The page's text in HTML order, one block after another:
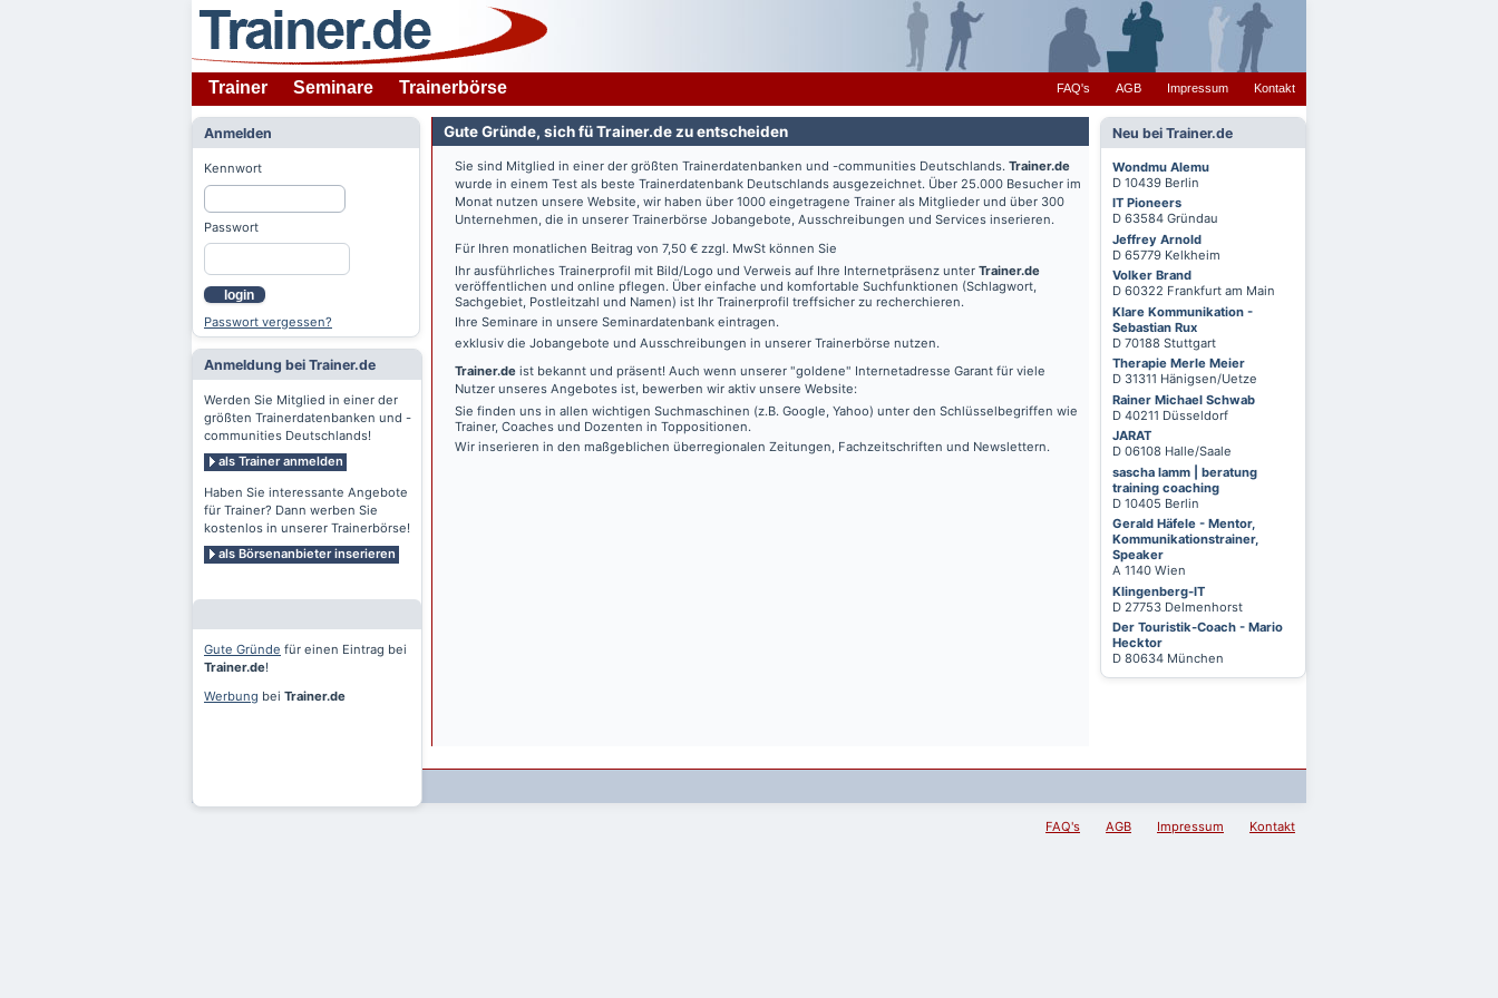
Trainer Seminare Trainerbörse FAQ's AGB Impressum Kontakt
Anmelden
Kennwort
Passwort
login
Passwort vergessen?
Anmeldung bei Trainer.de
Werden Sie Mitglied in einer der
größten Trainerdatenbanken und -
communities Deutschlands!
als Trainer anmelden
Haben Sie interessante Angebote
für Trainer? Dann werben Sie
kostenlos in unserer Trainerbörse!
als Börsenanbieter inserieren
Gute Gründe für einen Eintrag bei
Trainer.de!
Werbung bei Trainer.de
Neu bei Trainer.de
Wondmu Alemu
D 10439 Berlin
IT Pioneers
D 63584 Gründau
Jeffrey Arnold
D 65779 Kelkheim
Volker Brand
D 60322 Frankfurt am Main
Klare Kommunikation -
Sebastian Rux
D 70188 Stuttgart
Therapie Merle Meier
D 31311 Hänigsen/Uetze
Rainer Michael Schwab
D 40211 Düsseldorf
JARAT
D 06108 Halle/Saale
sascha lamm | beratung
training coaching
D 10405 Berlin
Gerald Häfele - Mentor,
Kommunikationstrainer,
Speaker
A 1140 Wien
Klingenberg-IT
D 27753 Delmenhorst
Der Touristik-Coach - Mario
Hecktor
D 80634 München
Gute Gründe, sich fü Trainer.de zu entscheiden
Sie sind Mitglied in einer der größten Trainerdatenbanken und -communities Deutschlands. Trainer.de
wurde in einem Test als beste Trainerdatenbank Deutschlands ausgezeichnet. Über 25.000 Besucher im
Monat nutzen unsere Website, wir haben über 1000 eingetragene Trainer als Mitglieder und über 300
Unternehmen, die in unserer Trainerbörse Jobangebote, Ausschreibungen und Services inserieren.
Für Ihren monatlichen Beitrag von 7,50 € zzgl. MwSt können Sie
Ihr ausführliches Trainerprofil mit Bild/Logo und Verweis auf Ihre Internetpräsenz unter Trainer.de
veröffentlichen und online pflegen. Über einfache und komfortable Suchfunktionen (Schlagwort,
Sachgebiet, Postleitzahl und Namen) ist Ihr Trainerprofil treffsicher zu recherchieren.
Ihre Seminare in unsere Seminardatenbank eintragen.
exklusiv die Jobangebote und Ausschreibungen in unserer Trainerbörse nutzen.
Trainer.de ist bekannt und präsent! Auch wenn unserer "goldene" Internetadresse Garant für viele
Nutzer unseres Angebotes ist, bewerben wir aktiv unsere Website:
Sie finden uns in allen wichtigen Suchmaschinen (z.B. Google, Yahoo) unter den Schlüsselbegriffen wie
Trainer, Coaches und Dozenten in Toppositionen.
Wir inserieren in den maßgeblichen überregionalen Zeitungen, Fachzeitschriften und Newslettern.
FAQ's AGB Impressum Kontakt